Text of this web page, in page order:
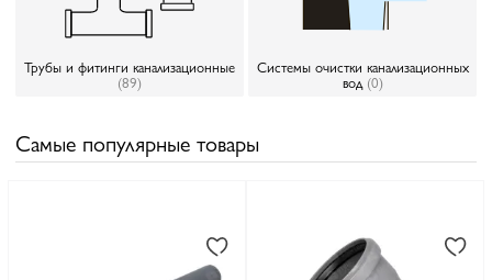
Трубы и фитинги канализационные
(89)
Системы очистки канализационных
вод (0)
Самые популярные товары